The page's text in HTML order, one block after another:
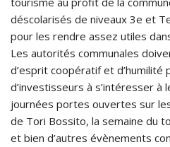
déscolarisés de niveaux 3e et
pour les rendre assez utiles
Les autorités communales
d’esprit coopératif et d’humilité
d’investisseurs à s’intéresser à
journées portes ouvertes sur
de Tori Bossito, la semaine du
et bien d’autres évènements